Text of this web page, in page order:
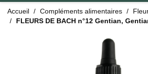
Accueil Compléments alimentaires
FLEURS DE BACH n°12 Gentian,